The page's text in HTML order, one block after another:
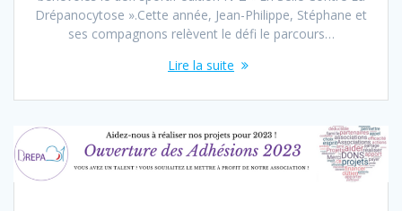
Drépanocytose ».Cette année, Jean-Philippe, Stéphane et
ses compagnons relèvent le défi le parcours…
Lire la suite